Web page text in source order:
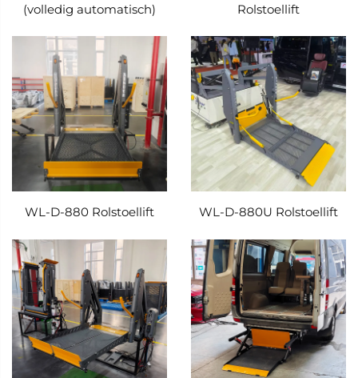
(volledig automatisch)
Rolstoellift
WL-D-880 Rolstoellift WL-D-880U Rolstoellift